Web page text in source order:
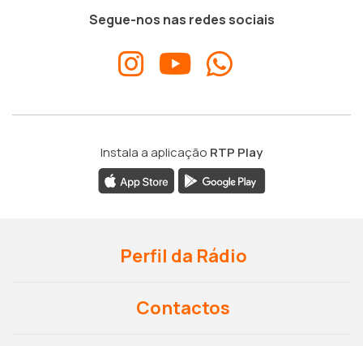
Segue-nos nas redes sociais
Instala a aplicação RTP Play
Perfil da Rádio
Contactos